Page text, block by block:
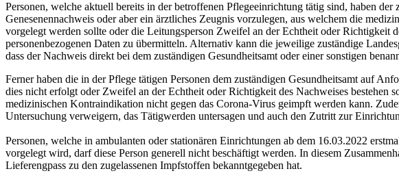
Personen, welche aktuell bereits in der betroffenen Pflegeeinrichtung tätig sind, haben
Genesenennachweis oder aber ein ärztliches Zeugnis vorzulegen, aus welchem die
vorgelegt werden sollte oder die Leitungsperson Zweifel an der Echtheit oder Richtigkeit
personenbezogenen Daten zu übermitteln. Alternativ kann die jeweilige zuständige
dass der Nachweis direkt bei dem zuständigen Gesundheitsamt oder einer sonstigen
Ferner haben die in der Pflege tätigen Personen dem zuständigen Gesundheitsamt auf
dies nicht erfolgt oder Zweifel an der Echtheit oder Richtigkeit des Nachweises bestehen
medizinischen Kontraindikation nicht gegen das Corona-Virus geimpft werden kann.
Untersuchung verweigern, das Tätigwerden untersagen und auch den Zutritt zur
Personen, welche in ambulanten oder stationären Einrichtungen ab dem 16.03.2022
vorgelegt wird, darf diese Person generell nicht beschäftigt werden. In diesem
Lieferengpass zu den zugelassenen Impfstoffen bekanntgegeben hat.